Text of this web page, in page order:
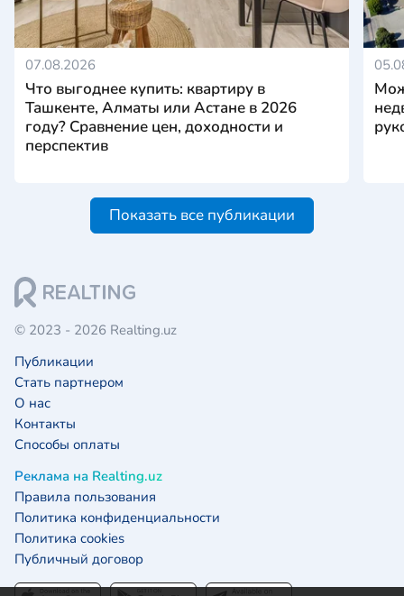
07.08.2026
Что выгоднее купить: квартиру в
Ташкенте, Алматы или Астане в 2026
году? Сравнение цен, доходности и
перспектив
Показать все публикации
© 2023 - 2026 Realting.uz
Публикации
Стать партнером
О нас
Контакты
Способы оплаты
Реклама на Realting.uz
Правила пользования
Политика конфиденциальности
Политика cookies
Публичный договор